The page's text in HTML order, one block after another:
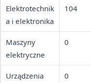
Elektrotechnik
a i elektronika
104
Maszyny
elektryczne
0
Urządzenia
0